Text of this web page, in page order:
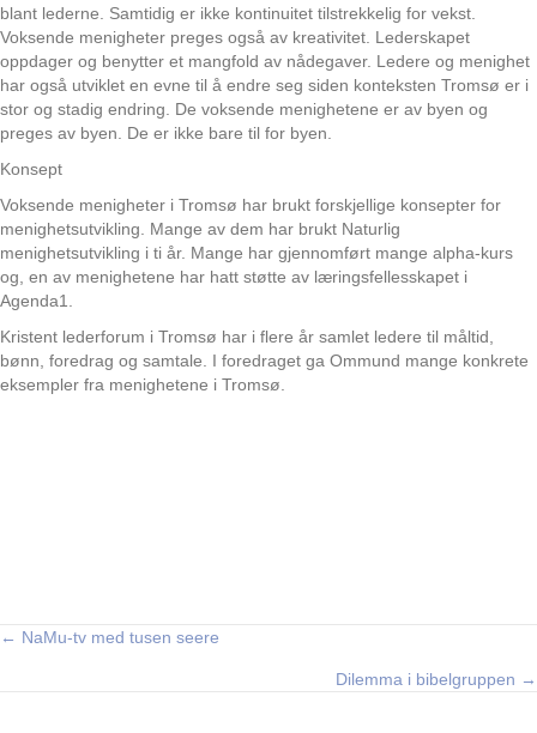
blant lederne. Samtidig er ikke kontinuitet tilstrekkelig for vekst.
Voksende menigheter preges også av kreativitet. Lederskapet
oppdager og benytter et mangfold av nådegaver. Ledere og menighet
har også utviklet en evne til å endre seg siden konteksten Tromsø er i
stor og stadig endring. De voksende menighetene er av byen og
preges av byen. De er ikke bare til for byen.
Konsept
Voksende menigheter i Tromsø har brukt forskjellige konsepter for
menighetsutvikling. Mange av dem har brukt Naturlig
menighetsutvikling i ti år. Mange har gjennomført mange alpha-kurs
og, en av menighetene har hatt støtte av læringsfellesskapet i
Agenda1.
Kristent lederforum i Tromsø har i flere år samlet ledere til måltid,
bønn, foredrag og samtale. I foredraget ga Ommund mange konkrete
eksempler fra menighetene i Tromsø.
Posts
← NaMu-tv med tusen seere
Dilemma i bibelgruppen →